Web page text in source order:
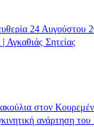
24 Αυγούστου
Σητείας
στον
ανάρτηση του